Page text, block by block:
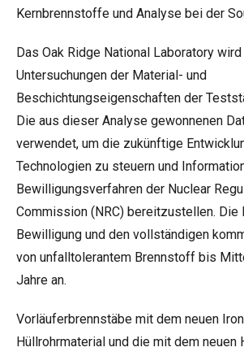
Kernbrennstoffe und Analyse bei der
Das Oak Ridge National Laboratory
Untersuchungen der Material- und
Beschichtungseigenschaften der
Die aus dieser Analyse gewonnenen
verwendet, um die zukünftige
Technologien zu steuern und
Bewilligungsverfahren der Nuclear
Commission (NRC) bereitzustellen. Die
Bewilligung und den vollständigen
von unfalltolerantem Brennstoff bis
Jahre an.
Vorläuferbrennstäbe mit dem neuen
Hüllrohrmaterial und die mit dem neuen